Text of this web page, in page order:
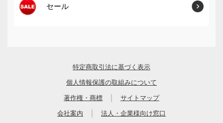
セール
特定商取引法に基づく表示
個人情報保護の取組みについて
著作権・商標 サイトマップ
会社案内 法人・企業様向け窓口